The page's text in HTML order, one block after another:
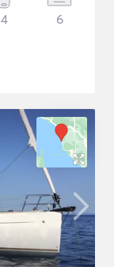
4 6